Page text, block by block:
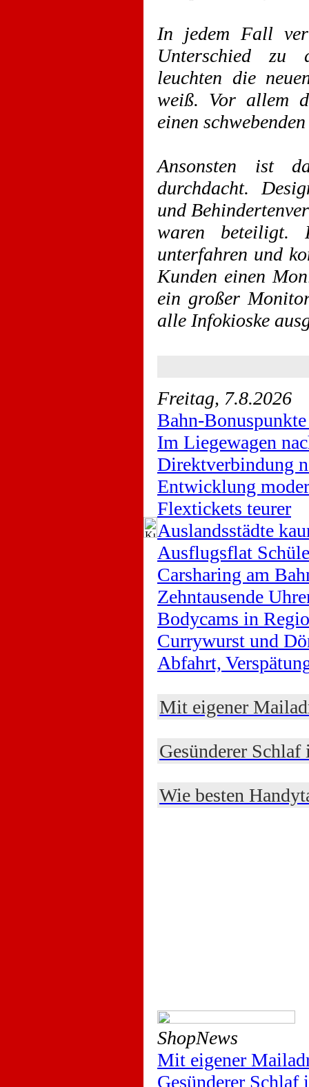
In jedem Fall
Unterschied zu
leuchten die
weiß. Vor allem
einen
Ansonsten ist
durchdacht.
und
waren beteiligt.
unterfahren und
Kunden einen
ein großer
alle Infokioske
Freitag, 7.8.2026
Bahn-
Im Liegewagen
Direktverbindung
Entwicklung
Flextickets teurer
Auslandsstädte
Ausflugsflat
Carsharing am
Zehntausende
Bodycams in
Currywurst und
Abfahrt,
Mit eigener
Gesünderer
Wie besten
ShopNews
Mit eigener
Gesünderer Schlaf